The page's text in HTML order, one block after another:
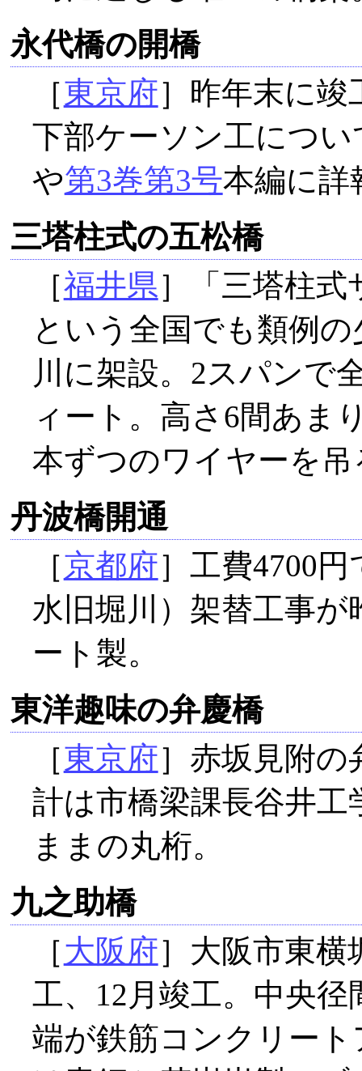
永代橋の開橋
［東京府］昨年末に竣
下部ケーソン工につい
や第3巻第3号本編に詳
三塔柱式の五松橋
［福井県］「三塔柱
という全国でも類例
川に架設。2スパンで
ィート。高さ6間あま
本ずつのワイヤーを吊
丹波橋開通
［京都府］工費4700
水旧堀川）架替工事
ート製。
東洋趣味の弁慶橋
［東京府］赤坂見附の
計は市橋梁課長谷井工
ままの丸桁。
九之助橋
［大阪府］大阪市東横
工、12月竣工。中央
端が鉄筋コンクリート